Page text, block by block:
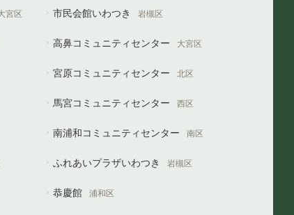
宮区 市民会館いわつき 岩槻区
高鼻コミュニティセンター 大宮区
宮原コミュニティセンター 北区
馬宮コミュニティセンター 西区
南浦和コミュニティセンター 南区
ふれあいプラザいわつき 岩槻区
恭慶館 浦和区